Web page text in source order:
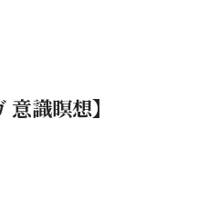
識瞑想】